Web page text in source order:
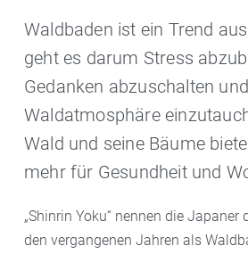
Waldbaden ist ein Trend
geht es darum Stress
Gedanken abzuschalten
Waldatmosphäre
Wald und seine Bäume
mehr für Gesundheit und
„Shinrin Yoku“ nennen die Japaner
den vergangenen Jahren als